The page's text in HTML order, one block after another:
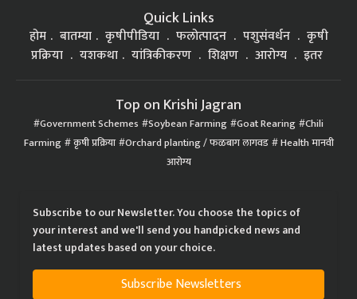
Quick Links
होम बातम्या कृषीपीडिया फलोत्पादन पशुसंवर्धन
कृषी
प्रक्रिया
यशकथा यांत्रिकीकरण शिक्षण आरोग्य इतर
Top on Krishi Jagran
Government Schemes Soybean Farming Goat Rearing Chili
Farming कृषी प्रक्रिया Orchard planting / फळबाग लागवड Health मानवी
आरोग्य
Subscribe to our Newsletter. You choose the topics of
your interest and we'll send you handpicked news and
latest updates based on your choice.
Subscribe Newsletters